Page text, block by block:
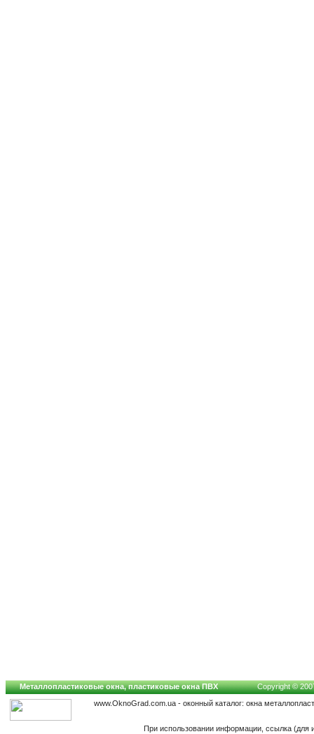
Металлопластиковые окна, пластиковые окна ПВХ
Copyright ©
www.OknoGrad.com.ua - оконный каталог: окна
При использовании информации, ссылка (для